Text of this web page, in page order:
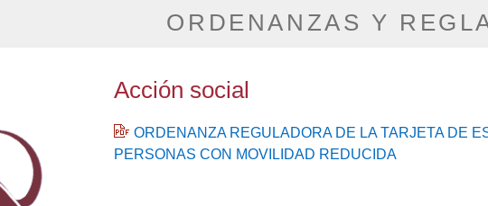
ORDENANZAS Y
Acción social
ORDENANZA REGULADORA DE LA TARJETA DE
PERSONAS CON MOVILIDAD REDUCIDA